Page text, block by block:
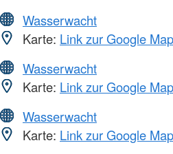
Wasserwacht
Karte: Link zur Google
Wasserwacht
Karte: Link zur Google
Wasserwacht
Karte: Link zur Google